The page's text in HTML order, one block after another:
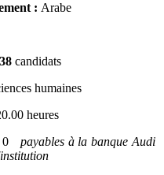
: Arabe
38 candidats
humaines
heures
0 payables à la banque Audi